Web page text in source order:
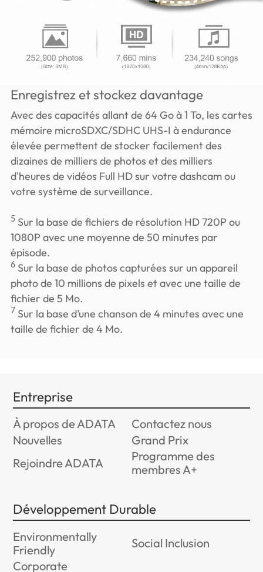
Enregistrez et stockez davantage
Avec des capacités allant de 64 Go à 1 To, les cartes
mémoire microSDXC/SDHC UHS-I à endurance
élevée permettent de stocker facilement des
dizaines de milliers de photos et des milliers
d'heures de vidéos Full HD sur votre dashcam ou
votre système de surveillance.
5 Sur la base de fichiers de résolution HD 720P ou
1080P avec une moyenne de 50 minutes par
épisode.
6Sur la base de photos capturées sur un appareil
photo de 10 millions de pixels et avec une taille de
fichier de 5 Mo.
7 Sur la base d’une chanson de 4 minutes avec une
taille de fichier de 4 Mo.
Entreprise
À propos de ADATA
Contactez nous
Nouvelles
Grand Prix
Rejoindre ADATA
Programme des
membres A+
Développement Durable
Environmentally
Friendly
Social Inclusion
Corporate